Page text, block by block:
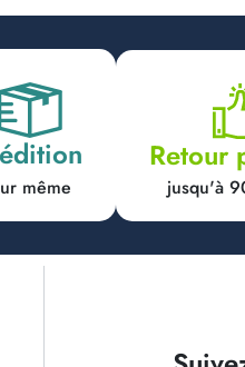
même
Retour
jusqu'à